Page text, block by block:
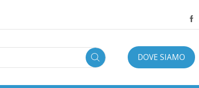
DOVE SIAMO